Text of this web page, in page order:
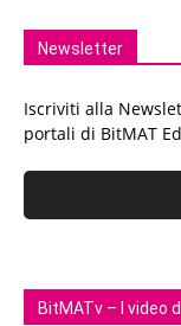
Newsletter
Iscriviti alla
portali di BitMAT
BitMATv – I video